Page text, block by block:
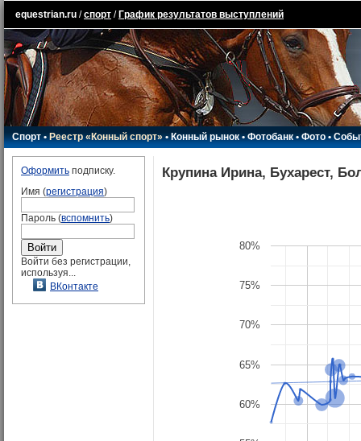
equestrian.ru /спорт / График результатов выступлений
Спорт•Реестр «Конный спорт»•Конный рынок•Фотобанк •Фото•
Оформить подписку.
Имя (регистрация)
Пароль (вспомнить)
Войти без регистрации,
используя...
ВКонтакте
Крупина Ирина, Бухарест,
60%
65%
70%
75%
80%